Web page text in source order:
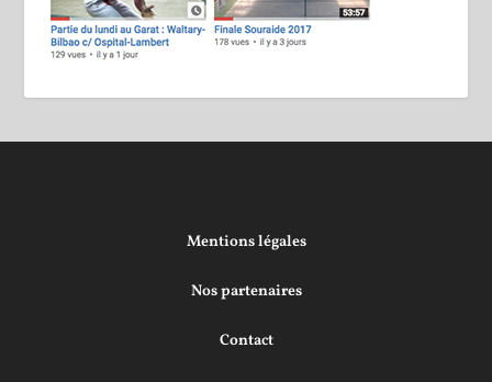
Mentions légales
Nos partenaires
Contact